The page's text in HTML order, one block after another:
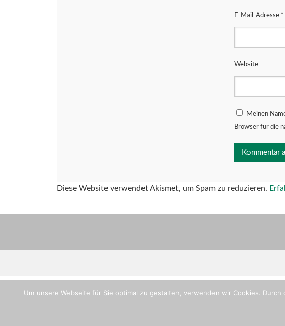
E-Mail-Adresse *
Website
Meinen
Browser für die
Diese Website verwendet Akismet, um Spam zu reduzieren.
Copyright © TV-Flein, Abteilung Handball
Um unsere Webseite für Sie optimal zu gestalten, verwenden wir Cookies.